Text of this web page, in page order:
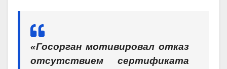
«Госорган мотивировал отказ
отсутствием сертификата